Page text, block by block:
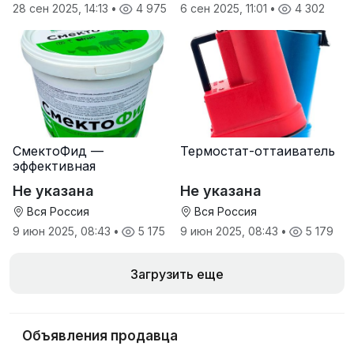
28 сен 2025, 14:13 • 4 975
6 сен 2025, 11:01 • 4 302
СмектоФид —
эффективная
антидиарейная
кормовая добавка для
телят
Не указана
Вся Россия
9 июн 2025, 08:43 • 5 175
Термостат-оттаиватель
Не указана
Вся Россия
9 июн 2025, 08:43 • 5 179
Загрузить еще
Объявления продавца